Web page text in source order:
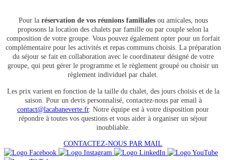
Pour la réservation de vos réunions familialesou amicales, nous
proposons la location des chalets par famille ou par couple selon la
composition de votre groupe. Vous pouvez également opter pour un forfait
complémentaire pour les activités et repas communs choisis. La préparation
du séjour se fait en collaboration avec le coordinateur désigné de votre
groupe, qui peut gérer le programme et le règlement groupé ou choisir un
règlement individuel par chalet.
Les prix varient en fonction de la taille du chalet, des jours choisis et de la
saison. Pour un devis personnalisé, contactez-nous par email à
contact@lacabaneverte.fr. Notre équipe est à votre disposition pour
répondre à toutes vos questions et vous aider à organiser un séjour
inoubliable.
CONTACTEZ-NOUS PAR MAIL